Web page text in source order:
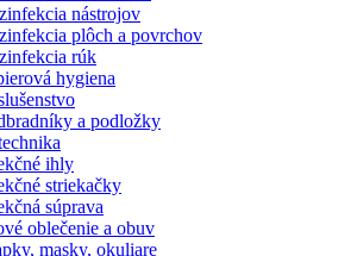
nástrojov
plôch a povrchov
rúk
hygiena
a podložky
ihly
striekačky
súprava
oblečenie a obuv
masky, okuliare